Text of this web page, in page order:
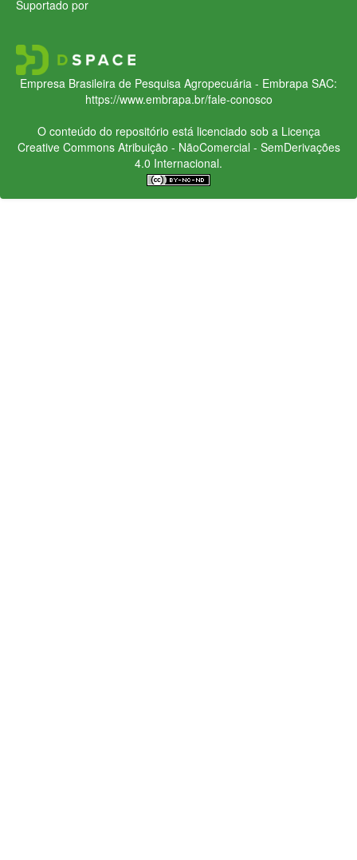
Suportado por
Empresa Brasileira de Pesquisa Agropecuária - Embrapa SAC:
https://www.embrapa.br/fale-conosco
O conteúdo do repositório está licenciado sob a Licença
Creative CommonsAtribuição - NãoComercial - SemDerivações
4.0 Internacional.